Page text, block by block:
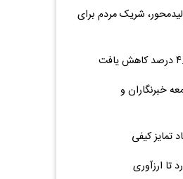
شریک مردم برای
خبرنگاران و
تمایز کیفی
تا ارزآوری